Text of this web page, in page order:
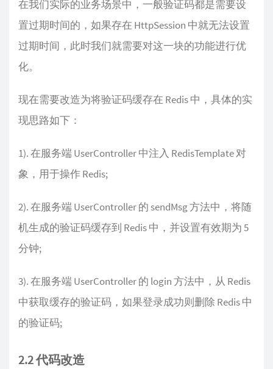
在我们实际的业务场景中，一般验证码都是需要设
置过期时间的，如果存在 HttpSession 中就无法设置
过期时间，此时我们就需要对这一块的功能进行优
化。
现在需要改造为将验证码缓存在 Redis 中，具体的实
现思路如下：
1). 在服务端 UserController 中注入 RedisTemplate 对
象，用于操作 Redis;
2). 在服务端 UserController 的 sendMsg 方法中，将随
机生成的验证码缓存到 Redis 中，并设置有效期为 5
分钟;
3). 在服务端 UserController 的 login 方法中，从 Redis
中获取缓存的验证码，如果登录成功则删除 Redis 中
的验证码;
2.2 代码改造